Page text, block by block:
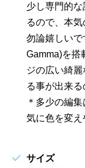
少し専門的
るので、本
勿論嬉しい
Gamma)を搭
ジの広い綺
る事が出来る
＊多少の編
気に色を変え
サイズ